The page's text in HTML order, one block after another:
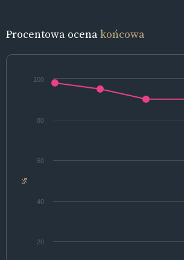
Procentowa ocenakońcowa
%
20
40
60
80
100